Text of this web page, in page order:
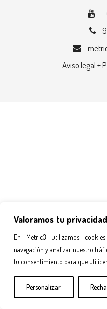
Valoramos tu privacidad
En Metric3 utilizamos
navegación y analizar nuestro
tu consentimiento para que
Personalizar
Aviso legal +